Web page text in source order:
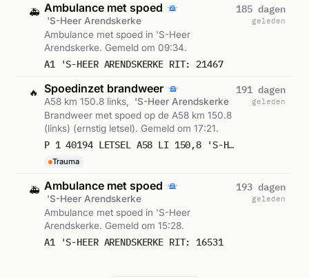
🚑 Ambulance met spoed
'S-Heer Arendskerke
Ambulance met spoed in 'S-Heer
Arendskerke. Gemeld om 09:34.
A1 'S-HEER ARENDSKERKE RIT: 21467
185 dagen
geleden
🔥 Spoedinzet brandweer
A58 km 150.8 links,
'S-Heer Arendskerke
Brandweer met spoed op de A58 km 150.8
(links) (ernstig letsel). Gemeld om 17:21.
P 1 40194 LETSEL A58 LI 150,8 'S-HEER ARENDSKERKE
Trauma
191 dagen
geleden
🚑 Ambulance met spoed
'S-Heer Arendskerke
Ambulance met spoed in 'S-Heer
Arendskerke. Gemeld om 15:28.
A1 'S-HEER ARENDSKERKE RIT: 16531
193 dagen
geleden